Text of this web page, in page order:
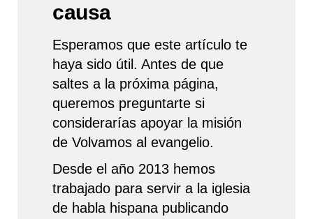
causa
Esperamos que este artículo te
haya sido útil. Antes de que
saltes a la próxima página,
queremos preguntarte si
considerarías apoyar la misión
de Volvamos al evangelio.
Desde el año 2013 hemos
trabajado para servir a la iglesia
de habla hispana publicando